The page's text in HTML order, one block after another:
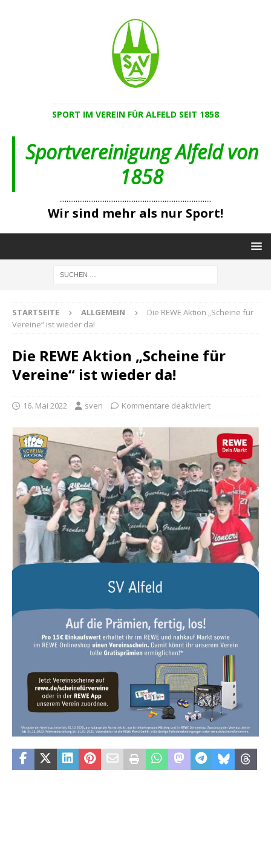
SPORT IM VEREIN FÜR ALFELD SEIT 1858
Sportvereinigung Alfeld von
1858
....................................................................................
Wir sind mehr als nur Sport!
STARTSEITE ALLGEMEIN
Die REWE Aktion „Scheine für
Vereine“ ist wieder da!
Die REWE Aktion „Scheine für
Vereine“ ist wieder da!
16. Mai 2022 sven Kommentare deaktiviert